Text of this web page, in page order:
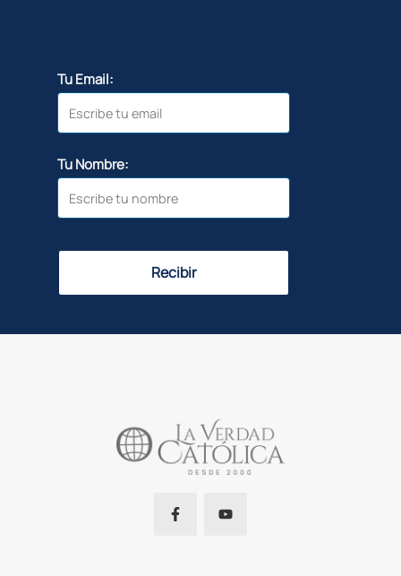
Tu Email:
Tu Nombre:
Recibir